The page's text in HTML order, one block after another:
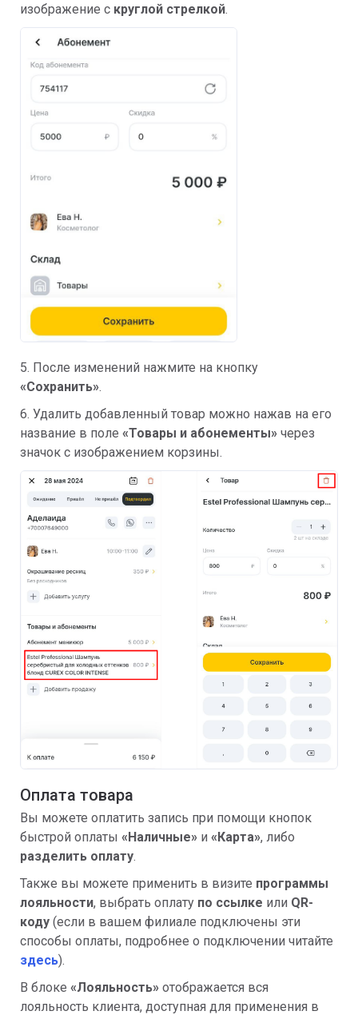
изображение с круглой стрелкой.
5. После изменений нажмите на кнопку
«Сохранить».
6. Удалить добавленный товар можно нажав на его
название в поле «Товары и абонементы» через
значок с изображением корзины.
Оплата товара
Вы можете оплатить запись при помощи кнопок
быстрой оплаты «Наличные» и «Карта», либо
разделить оплату.
Также вы можете применить в визите программы
лояльности, выбрать оплату по ссылке или QR-
коду (если в вашем филиале подключены эти
способы оплаты, подробнее о подключении читайте
здесь).
В блоке «Лояльность» отображается вся
лояльность клиента, доступная для применения в